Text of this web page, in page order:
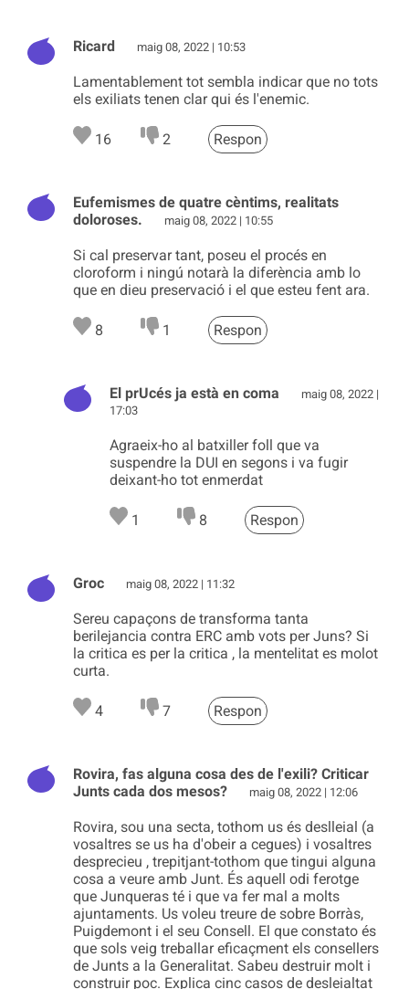
Ricard maig 08, 2022 | 10:53
Lamentablement tot sembla indicar que no tots
els exiliats tenen clar qui és l'enemic.
16 2 Respon
Eufemismes de quatre cèntims, realitats
doloroses.
maig 08, 2022 | 10:55
Si cal preservar tant, poseu el procés en
cloroform i ningú notarà la diferència amb lo
que en dieu preservació i el que esteu fent ara.
8 1 Respon
El prUcés ja està en coma
maig 08, 2022 |
17:03
Agraeix-ho al batxiller foll que va
suspendre la DUI en segons i va fugir
deixant-ho tot enmerdat
1 8 Respon
Groc maig 08, 2022 | 11:32
Sereu capaçons de transforma tanta
berilejancia contra ERC amb vots per Juns? Si
la critica es per la critica , la mentelitat es molot
curta.
4 7 Respon
Rovira, fas alguna cosa des de l'exili? Criticar
Junts cada dos mesos?
maig 08, 2022 | 12:06
Rovira, sou una secta, tothom us és deslleial (a
vosaltres se us ha d'obeir a cegues) i vosaltres
desprecieu , trepitjant-tothom que tingui alguna
cosa a veure amb Junt. És aquell odi ferotge
que Junqueras té i que va fer mal a molts
ajuntaments. Us voleu treure de sobre Borràs,
Puigdemont i el seu Consell. El que constato és
que sols veig treballar eficaçment els consellers
de Junts a la Generalitat. Sabeu destruir molt i
construir poc. Explica cinc casos de desleialtat